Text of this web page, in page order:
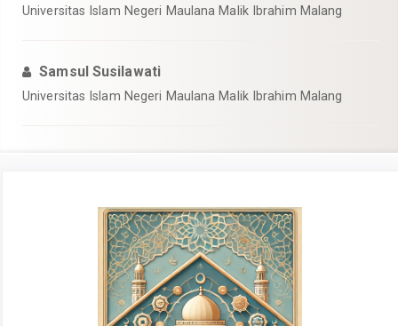
Universitas Islam Negeri Maulana Malik Ibrahim Malang
Samsul Susilawati
Universitas Islam Negeri Maulana Malik Ibrahim Malang